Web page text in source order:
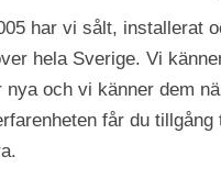
har vi sålt, installerat
hela Sverige. Vi
nya och vi känner dem
får du tillgång